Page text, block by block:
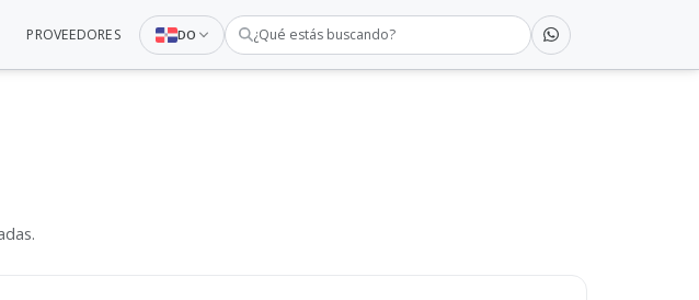
DO ¿Qué estás buscando?
PROVEEDORES